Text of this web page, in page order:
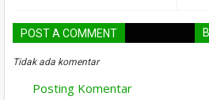
POST A COMMENT
Tidak ada komentar
Posting Komentar